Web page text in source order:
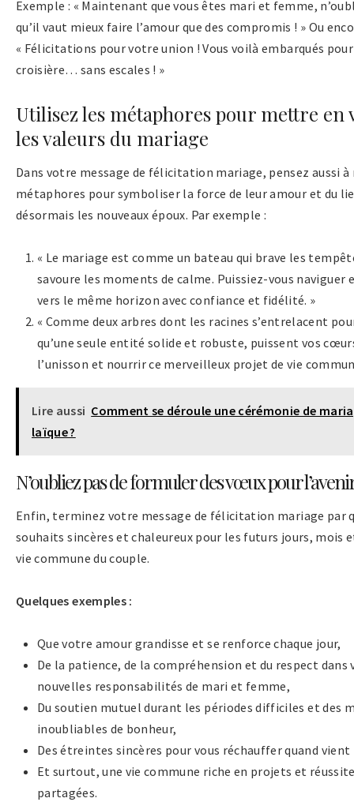
Exemple : « Maintenant que vous êtes mari et femme,
qu’il vaut mieux faire l’amour que des compromis ! » Ou
« Félicitations pour votre union ! Vous voilà embarqués
croisière… sans escales ! »
Utilisez les métaphores pour mettre en
les valeurs du mariage
Dans votre message de félicitation mariage, pensez aussi à
métaphores pour symboliser la force de leur amour et du
désormais les nouveaux époux. Par exemple :
« Le mariage est comme un bateau qui brave les
savoure les moments de calme. Puissiez-vous naviguer
vers le même horizon avec confiance et fidélité. »
« Comme deux arbres dont les racines s’entrelacent
qu’une seule entité solide et robuste, puissent vos
l’unisson et nourrir ce merveilleux projet de vie
Lire aussi Comment se déroule une cérémonie de
laïque ?
N’oubliez pas de formuler des vœux pour
Enfin, terminez votre message de félicitation mariage par
souhaits sincères et chaleureux pour les futurs jours, mois
vie commune du couple.
Quelques exemples :
Que votre amour grandisse et se renforce chaque jour,
De la patience, de la compréhension et du respect dans
nouvelles responsabilités de mari et femme,
Du soutien mutuel durant les périodes difficiles et des
inoubliables de bonheur,
Des étreintes sincères pour vous réchauffer quand vient
Et surtout, une vie commune riche en projets et
partagées.